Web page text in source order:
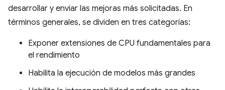
desarrollar y enviar las mejoras más solicitadas. En
términos generales, se dividen en tres categorías:
Exponer extensiones de CPU fundamentales para
el rendimiento
Habilita la ejecución de modelos más grandes